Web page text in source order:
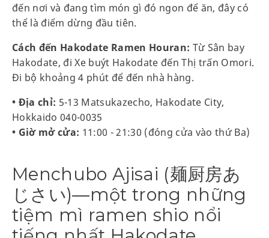
đến nơi và đang tìm món gì đó ngon để ăn, đây có
thể là điểm dừng đầu tiên.
Cách đến Hakodate Ramen Houran: Từ Sân bay
Hakodate, đi Xe buýt Hakodate đến Thị trấn Omori.
Đi bộ khoảng 4 phút để đến nhà hàng.
• Địa chỉ: 5-13 Matsukazecho, Hakodate City,
Hokkaido 040-0035
• Giờ mở cửa: 11:00 - 21:30 (đóng cửa vào thứ Ba)
Menchubo Ajisai (麺厨房あ
じさい)—một trong những
tiệm mì ramen shio nổi